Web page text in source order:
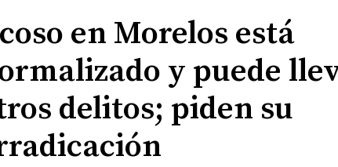
en Morelos está
y puede
delitos; piden su